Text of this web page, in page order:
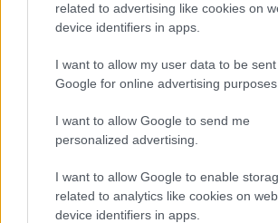
related to advertising like cookies on
device identifiers in apps.
I want to allow my user data to be
Google for online advertising purposes.
I want to allow Google to send me
personalized advertising.
I want to allow Google to enable
related to analytics like cookies on
device identifiers in apps.
« 1/3